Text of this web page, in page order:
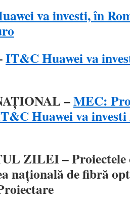
va investi, în
IT&C Huawei va
–MEC:
Huawei va
ZILEI – Proiectele
naţională de fibră